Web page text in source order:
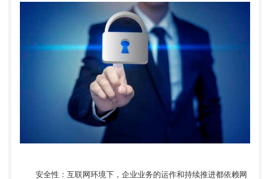
安全性：互联网环境下，企业业务的运作和持续推进都依赖网